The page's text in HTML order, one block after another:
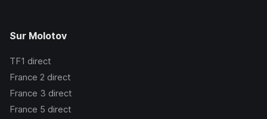
Sur Molotov
TF1 direct
France 2 direct
France 3 direct
France 5 direct